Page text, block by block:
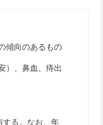
傾向のあるもの
）、鼻血、痔出
する。なお、年